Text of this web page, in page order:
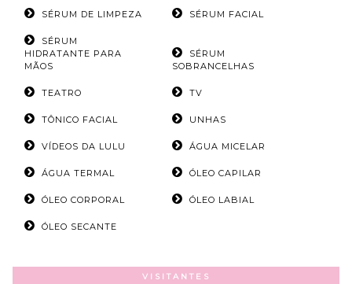
SÉRUM DE LIMPEZA SÉRUM FACIAL
SÉRUM
HIDRATANTE PARA
MÃOS
SÉRUM
SOBRANCELHAS
TEATRO TV
TÔNICO FACIAL UNHAS
VÍDEOS DA LULU ÁGUA MICELAR
ÁGUA TERMAL ÓLEO CAPILAR
ÓLEO CORPORAL ÓLEO LABIAL
ÓLEO SECANTE
VISITANTES